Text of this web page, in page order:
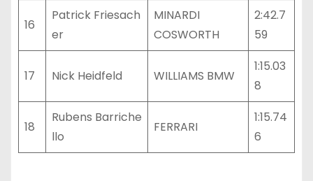
16
Patrick Friesach
er
MINARDI
COSWORTH
2:42.7
59
17 Nick Heidfeld WILLIAMS BMW
1:15.03
8
18
Rubens Barriche
llo
FERRARI
1:15.74
6